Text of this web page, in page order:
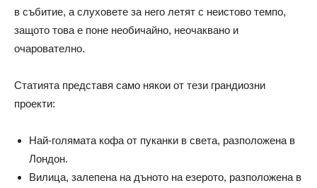
в събитие, а слуховете за него летят с неистово темпо,
защото това е поне необичайно, неочаквано и
очарователно.
Статията представя само някои от тези грандиозни
проекти:
Най-голямата кофа от пуканки в света, разположена в
Лондон.
Вилица, залепена на дъното на езерото, разположена в